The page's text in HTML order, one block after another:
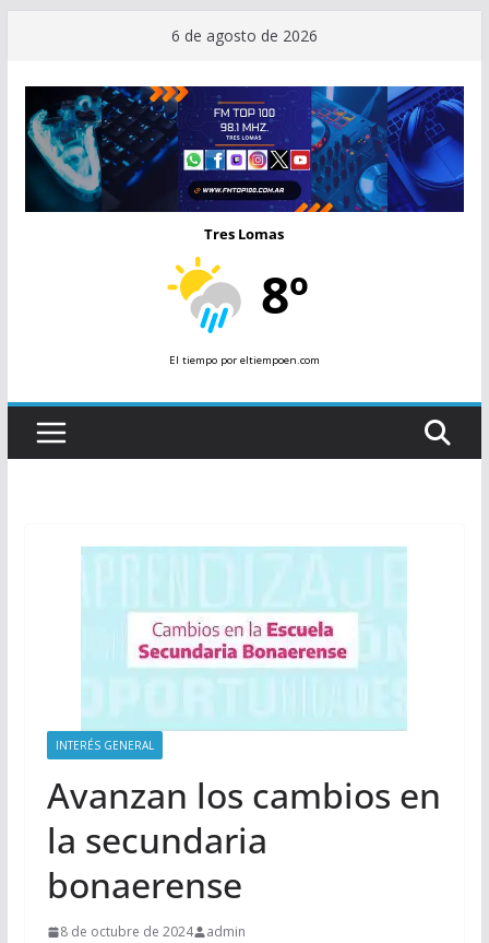
contenido
6 de agosto de 2026
Tres Lomas
8º
El tiempopor eltiempoen.com
INTERÉS GENERAL
Avanzan los cambios en
la secundaria
bonaerense
8 de octubre de 2024 admin